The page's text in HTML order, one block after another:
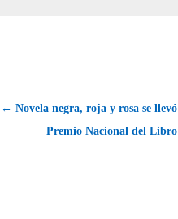
← Novela negra, roja y rosa se llevó
Premio Nacional del Libro